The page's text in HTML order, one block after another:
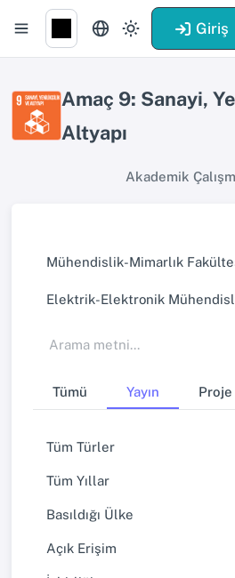
Giriş
Amaç 9: Sanayi,
Altyapı
Akademik
Mühendislik-Mimarlık
Elektrik-Elektronik
Tümü Yayın Proje
Tüm Türler
Tüm Yıllar
Basıldığı Ülke
Açık Erişim